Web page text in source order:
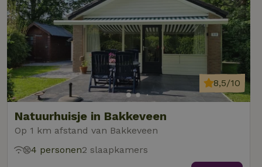
Natuurhuisje in Bakkeveen
Op 1 km afstand van Bakkeveen
8,5/10
4 personen2 slaapkamers